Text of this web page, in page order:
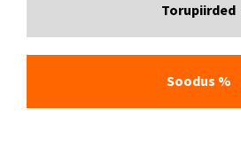
Torupiirded
Soodus %